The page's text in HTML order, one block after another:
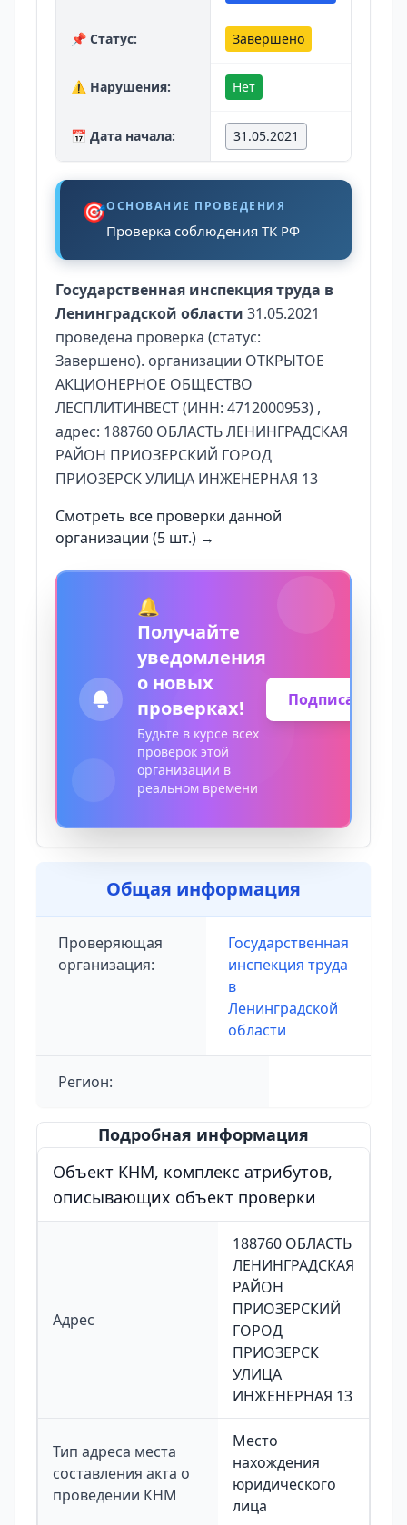
📌 Статус: Завершено
⚠️ Нарушения: Нет
📅 Дата начала: 31.05.2021
🎯ОСНОВАНИЕ ПРОВЕДЕНИЯ
Проверка соблюдения ТК РФ
Государственная инспекция труда в
Ленинградской области 31.05.2021
проведена проверка (статус:
Завершено). организации ОТКРЫТОЕ
АКЦИОНЕРНОЕ ОБЩЕСТВО
ЛЕСПЛИТИНВЕСТ (ИНН: 4712000953) ,
адрес: 188760 ОБЛАСТЬ ЛЕНИНГРАДСКАЯ
РАЙОН ПРИОЗЕРСКИЙ ГОРОД
ПРИОЗЕРСК УЛИЦА ИНЖЕНЕРНАЯ 13
Смотреть все проверки данной
организации (5 шт.) →
🔔
Получайте
уведомления
о новых
проверках!
Будьте в курсе всех
проверок этой
организации в
реальном времени
Подписаться
Общая информация
Проверяющая
организация:
Государственная
инспекция труда
в
Ленинградской
области
Регион:
Подробная информация
Объект КНМ, комплекс атрибутов,
описывающих объект проверки
Адрес
188760 ОБЛАСТЬ
ЛЕНИНГРАДСКАЯ
РАЙОН
ПРИОЗЕРСКИЙ
ГОРОД
ПРИОЗЕРСК
УЛИЦА
ИНЖЕНЕРНАЯ 13
Тип адреса места
составления акта о
проведении КНМ
Место
нахождения
юридического
лица